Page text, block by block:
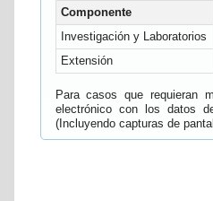
Componente
Investigación y Laboratorios
Extensión
Para casos que requieran
electrónico con los datos
(Incluyendo capturas de